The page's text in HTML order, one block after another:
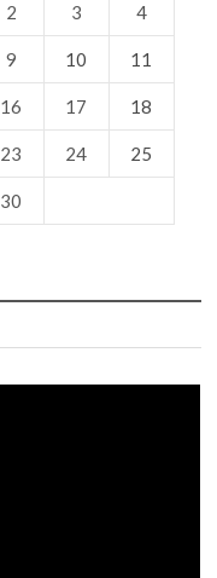
2 3 4
9 10 11
16 17 18
23 24 25
30